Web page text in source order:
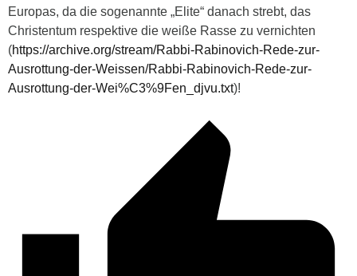
Europas, da die sogenannte „Elite“ danach strebt, das
Christentum respektive die weiße Rasse zu vernichten
(https://archive.org/stream/Rabbi-Rabinovich-Rede-zur-
Ausrottung-der-Weissen/Rabbi-Rabinovich-Rede-zur-
Ausrottung-der-Wei%C3%9Fen_djvu.txt)!